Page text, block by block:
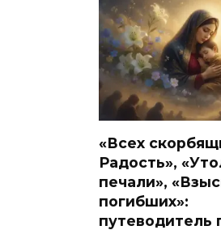
«Всех
Радость»,
печали»,
погибших»:
путеводитель